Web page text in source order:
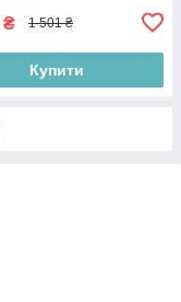
₴ 1 501 ₴
Купити